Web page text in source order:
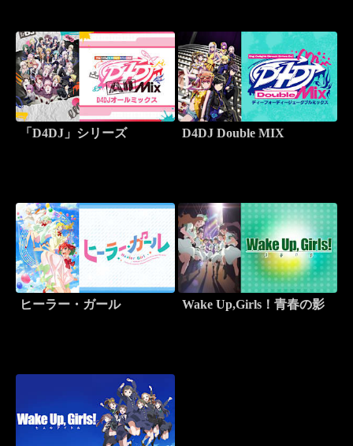
「D4DJ」シリーズ D4DJ Double MIX
ヒーラー・ガール Wake Up,Girls！青春の影